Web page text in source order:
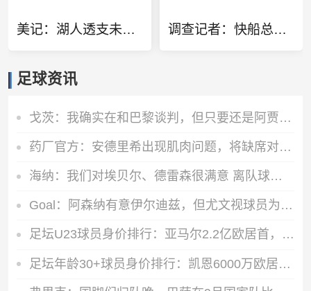
美记：湖人透支未来换凯斯勒 锋线联盟垫底无力补强 调查记者：快船总经理当时都不知道球队与小卡有多少份秘密协议
足球资讯
戈茨：我确实在和巴黎谈判，但只要还是阿贾克斯球员我就会拼全力
药厂官方：安德里希出现肌肉问题，将缺席对阵纽卡和森林的热身赛
海纳：我们对埃贝尔、德雷森很满意 离队球员？还有3周时间可操作
Goal：阿森纳有意伊尔迪兹，但尤文视球员为非卖品，除非天价购买
足坛U23球员身价排行：亚马尔2.2亿欧居首，贝林厄姆1.6亿欧次之
足坛年龄30+球员身价排行：凯恩6000万欧居首，罗德里5500万欧第2